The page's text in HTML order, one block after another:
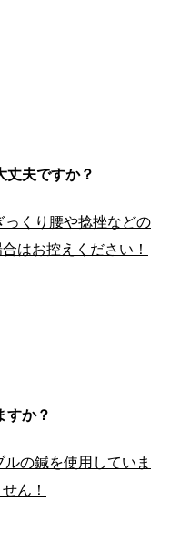
丈夫ですか？
くり腰や捻挫などの
はお控えください！
すか？
の鍼を使用していま
ん！